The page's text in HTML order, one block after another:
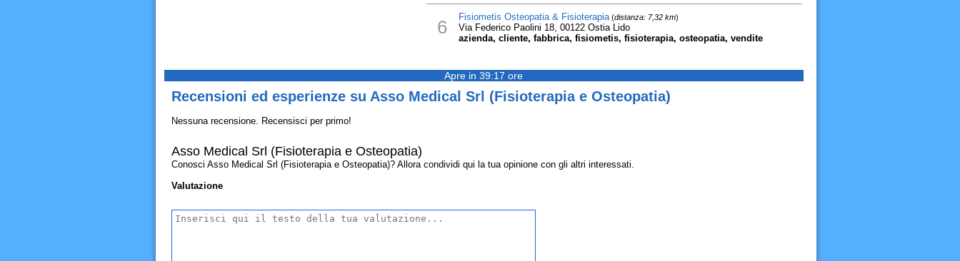
6 Fisiometis Osteopatia & Fisioterapia(distanza: 7,32 km)
Via Federico Paolini 18, 00122 Ostia Lido
azienda, cliente, fabbrica, fisiometis, fisioterapia, osteopatia, vendite
Apre in 39:17 ore
Recensioni ed esperienze su Asso Medical Srl (Fisioterapia e Osteopatia)
Nessuna recensione. Recensisci per primo!
Asso Medical Srl (Fisioterapia e Osteopatia)
Conosci Asso Medical Srl (Fisioterapia e Osteopatia)? Allora condividi qui la tua opinione con gli altri interessati.
Valutazione